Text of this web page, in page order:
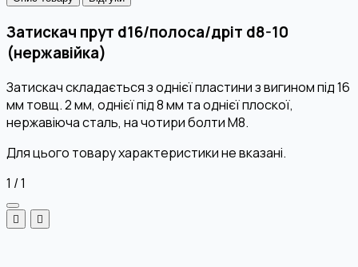
Затискач прут d16/полоса/дріт d8-10
(нержавійка)
Затискач складається з однієї пластини з вигином під 16
мм товщ. 2 мм, однієї під 8 мм та однієї плоскої,
нержавіюча сталь, на чотири болти М8.
Для цього товару характеристики не вказані.
1 /1